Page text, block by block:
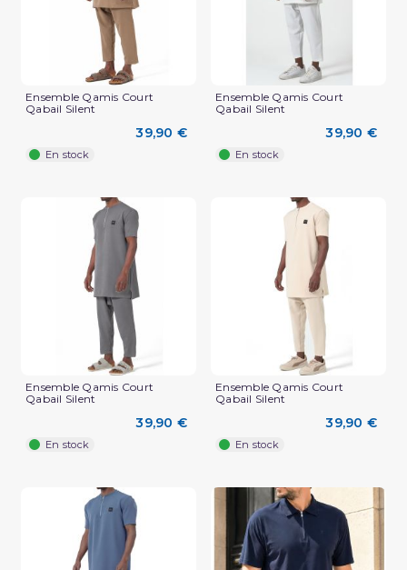
Ensemble Qamis Court
Qabail Silent
39,90 €
En stock
Ensemble Qamis Court
Qabail Silent
39,90 €
En stock
Ensemble Qamis Court
Qabail Silent
39,90 €
En stock
Ensemble Qamis Court
Qabail Silent
39,90 €
En stock